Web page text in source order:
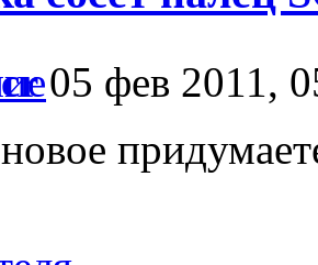
05 фев 2011,